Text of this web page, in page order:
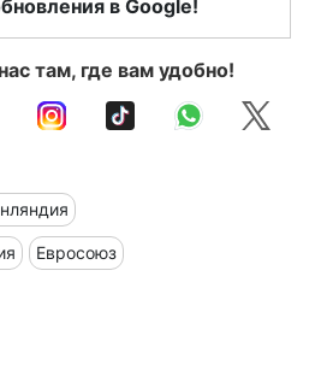
в Google!
там, где вам удобно!
Евросоюз